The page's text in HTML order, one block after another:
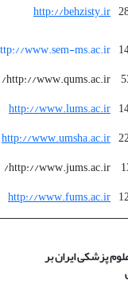
http://behzisty.ir
www.sem-ms.ac.ir
http://www.qums.ac.ir/
http://www.lums.ac.ir
http://www.umsha.ac.ir
http://www.jums.ac.ir/
http://www.fums.ac.ir
پزشکی ایران بر